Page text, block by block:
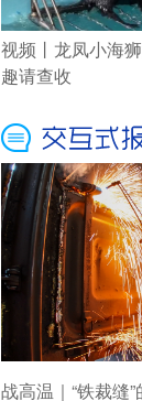
视频丨龙凤小海
趣请查收
战高温｜“铁裁缝